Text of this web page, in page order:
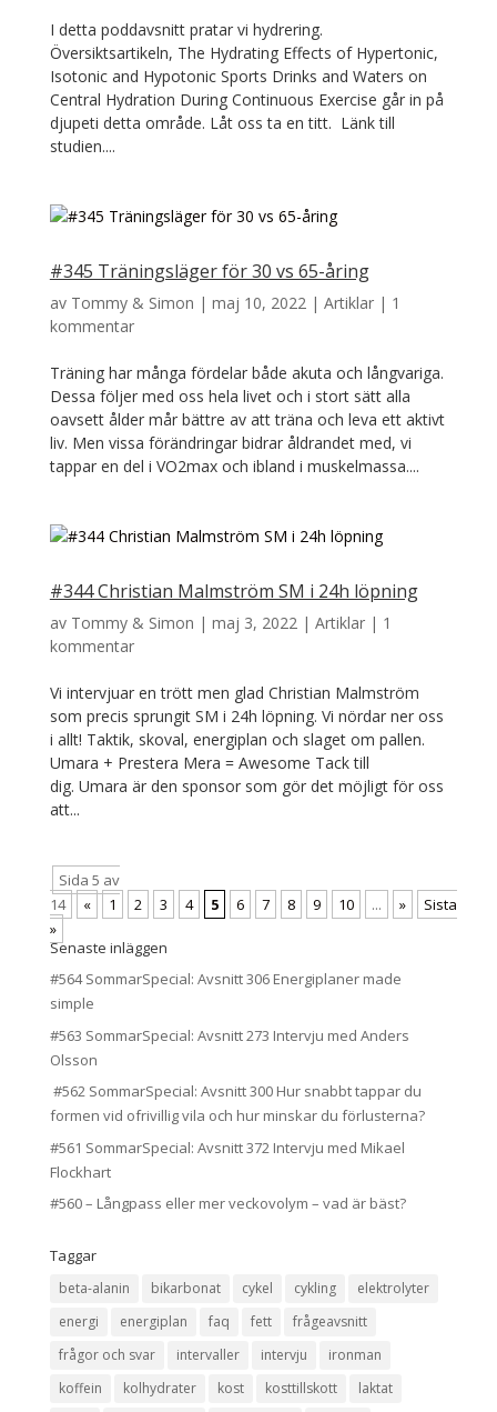
I detta poddavsnitt pratar vi hydrering.
Översiktsartikeln, The Hydrating Effects of Hypertonic,
Isotonic and Hypotonic Sports Drinks and Waters on
Central Hydration During Continuous Exercise går in på
djupeti detta område. Låt oss ta en titt. Länk till
studien....
#345 Träningsläger för 30 vs 65-åring
av Tommy & Simon | maj 10, 2022| Artiklar| 1
kommentar
Träning har många fördelar både akuta och långvariga.
Dessa följer med oss hela livet och i stort sätt alla
oavsett ålder mår bättre av att träna och leva ett aktivt
liv. Men vissa förändringar bidrar åldrandet med, vi
tappar en del i VO2max och ibland i muskelmassa....
#344 Christian Malmström SM i 24h löpning
av Tommy & Simon | maj 3, 2022| Artiklar| 1
kommentar
Vi intervjuar en trött men glad Christian Malmström
som precis sprungit SM i 24h löpning. Vi nördar ner oss
i allt! Taktik, skoval, energiplan och slaget om pallen.
Umara + Prestera Mera = Awesome Tack till
dig. Umara är den sponsor som gör det möjligt för oss
att...
Sida 5 av
14
« 1 2 3 4 5 6 7 8 9 10 ... »
Sista
»
Senaste inläggen
#564 SommarSpecial: Avsnitt 306 Energiplaner made
simple
#563 SommarSpecial: Avsnitt 273 Intervju med Anders
Olsson
#562 SommarSpecial: Avsnitt 300 Hur snabbt tappar du
formen vid ofrivillig vila och hur minskar du förlusterna?
#561 SommarSpecial: Avsnitt 372 Intervju med Mikael
Flockhart
#560 – Långpass eller mer veckovolym – vad är bäst?
Taggar
beta-alanin bikarbonat cykel cykling
elektrolyter
energi
energiplan faq fett
frågeavsnitt
frågor och svar
intervaller intervju
ironman
koffein
kolhydrater kost kosttillskott laktat